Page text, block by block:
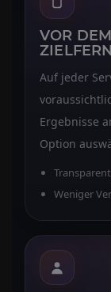
VOR
Auf jeder
Ergebnisse
Option
Weniger